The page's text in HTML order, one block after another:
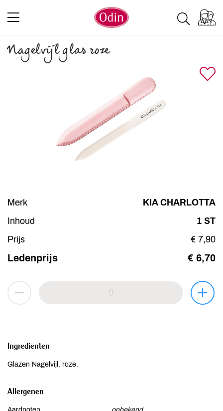
Nagelvijl glas roze
Merk
KIA CHARLOTTA
Inhoud
1 ST
Prijs
€ 7,90
Ledenprijs € 6,70
Ingrediënten
Glazen Nagelvijl, roze.
Allergenen